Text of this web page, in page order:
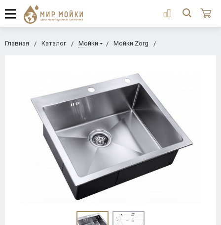
Главная Каталог Мойки Мойки Zorg